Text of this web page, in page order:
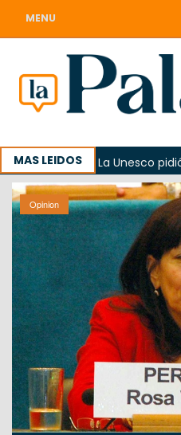
MENU
MAS LEIDOSLa Unesco pidió
Opinion